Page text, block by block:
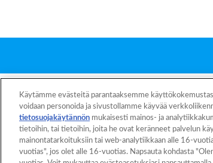
Käytämme evästeitä parantaaksemme
voidaan personoida ja sivustollamme käyvää
tietosuojakäytännön mukaisesti mainos- ja
tietoihin, tai tietoihin, joita he ovat keränneet palvelun
mainontatarkoituksiin tai web-analytiikkaan alle 16-
vuotias", jos olet alle 16-vuotias. Napsauta kohdasta